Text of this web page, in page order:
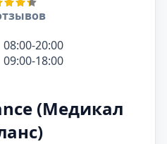
08:00-20:00
09:00-18:00
(Медикал